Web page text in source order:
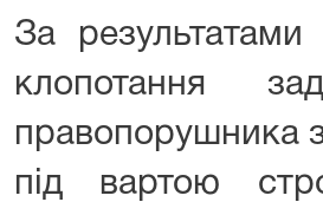
За результатами
клопотання
правопорушника
під вартою